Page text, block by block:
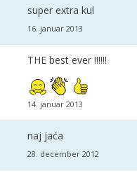
super extra kul
16. januar 2013
THE best ever !!!!!!
14. januar 2013
naj jaća
28. december 2012